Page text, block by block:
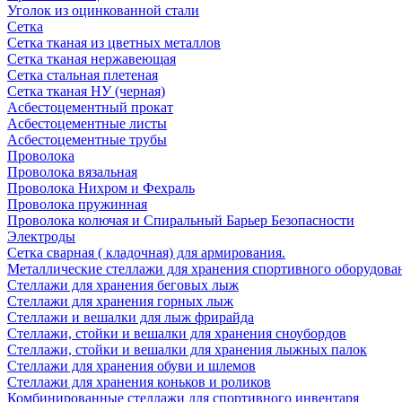
Уголок из оцинкованной стали
Сетка
Сетка тканая из цветных металлов
Сетка тканая нержавеющая
Сетка стальная плетеная
Сетка тканая НУ (черная)
Асбестоцементный прокат
Асбестоцементные листы
Асбестоцементные трубы
Проволока
Проволока вязальная
Проволока Нихром и Фехраль
Проволока пружинная
Проволока колючая и Спиральный Барьер Безопасности
Электроды
Сетка сварная ( кладочная) для армирования.
Металлические стеллажи для хранения спортивного
Стеллажи для хранения беговых лыж
Стеллажи для хранения горных лыж
Стеллажи и вешалки для лыж фрирайда
Стеллажи, стойки и вешалки для хранения сноубордов
Стеллажи, стойки и вешалки для хранения лыжных палок
Стеллажи для хранения обуви и шлемов
Стеллажи для хранения коньков и роликов
Комбинированные стеллажи для спортивного инвентаря